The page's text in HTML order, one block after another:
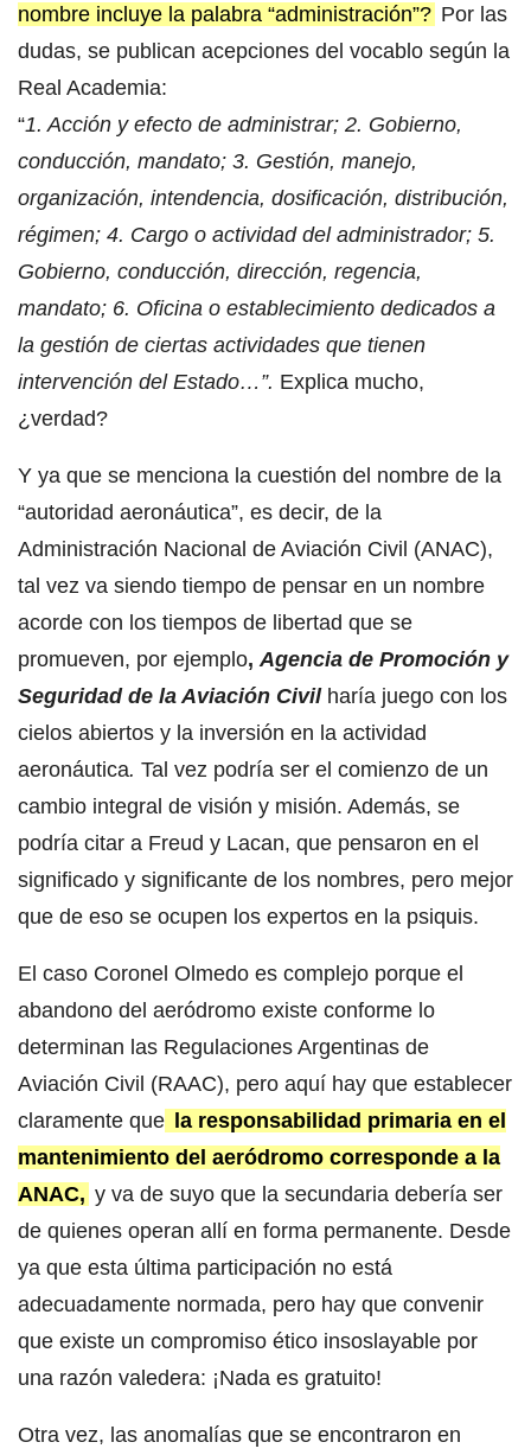
nombre incluye la palabra “administración”? Por las
dudas, se publican acepciones del vocablo según la
Real Academia:
“1. Acción y efecto de administrar; 2. Gobierno,
conducción, mandato; 3. Gestión, manejo,
organización, intendencia, dosificación, distribución,
régimen; 4. Cargo o actividad del administrador; 5.
Gobierno, conducción, dirección, regencia,
mandato; 6. Oficina o establecimiento dedicados a
la gestión de ciertas actividades que tienen
intervención del Estado…”. Explica mucho,
¿verdad?
Y ya que se menciona la cuestión del nombre de la
“autoridad aeronáutica”, es decir, de la
Administración Nacional de Aviación Civil (ANAC),
tal vez va siendo tiempo de pensar en un nombre
acorde con los tiempos de libertad que se
promueven, por ejemplo, Agencia de Promoción y
Seguridad de la Aviación Civil haría juego con los
cielos abiertos y la inversión en la actividad
aeronáutica. Tal vez podría ser el comienzo de un
cambio integral de visión y misión. Además, se
podría citar a Freud y Lacan, que pensaron en el
significado y significante de los nombres, pero mejor
que de eso se ocupen los expertos en la psiquis.
El caso Coronel Olmedo es complejo porque el
abandono del aeródromo existe conforme lo
determinan las Regulaciones Argentinas de
Aviación Civil (RAAC), pero aquí hay que establecer
claramente que la responsabilidad primaria en el
mantenimiento del aeródromo corresponde a la
ANAC, y va de suyo que la secundaria debería ser
de quienes operan allí en forma permanente. Desde
ya que esta última participación no está
adecuadamente normada, pero hay que convenir
que existe un compromiso ético insoslayable por
una razón valedera: ¡Nada es gratuito!
Otra vez, las anomalías que se encontraron en